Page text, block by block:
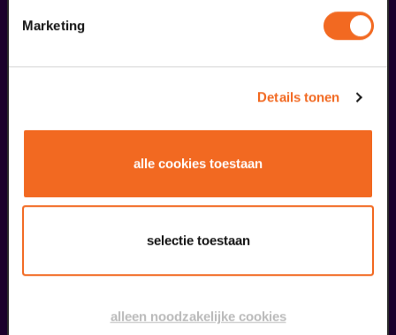
Marketing
Details tonen
alle cookies toestaan
selectie toestaan
alleen noodzakelijke cookies
Silverfood Universum
13
september